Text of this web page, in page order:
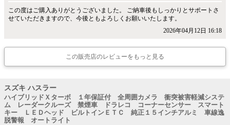
この度はご購入ありがとうございました。 ご納車後もしっかりとサポートさ
せていただきますので、今後ともよろしくお願いいたします。
2026年04月12日 16:18
この販売店のレビューをもっと見る
スズキ ハスラー
ハイブリッドＸターボ １年保証付 全周囲カメラ 衝突被害軽減システ
ム レーダークルーズ 禁煙車 ドラレコ コーナーセンサー スマート
キー ＬＥＤヘッド ビルトインＥＴＣ 純正１５インチアルミ 車線逸
脱警報 オートライト